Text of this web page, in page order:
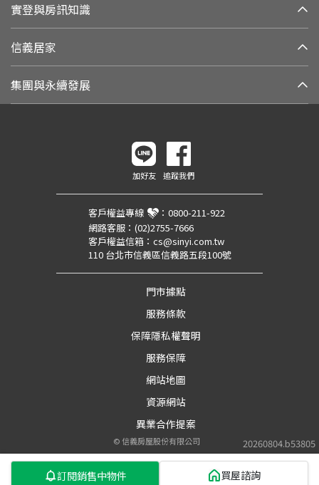
訂閱銷售中物件 買屋諮詢
實登與房訊知識
信義居家
集團與永續發展
20260804.b53805
加好友 追蹤我們
客戶權益專線 ： 0800-211-922
網路客服： (02)2755-7666
客戶權益信箱： cs@sinyi.com.tw
110 台北市信義區信義路五段100號
門市據點
服務條款
保障隱私權聲明
服務保障
網站地圖
資源網站
異業合作提案
©信義房屋股份有限公司